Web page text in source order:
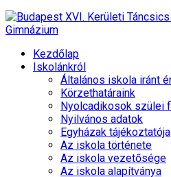
Kezdőlap
Iskolánkról
Általános iskola iránt
Körzethatáraink
Nyolcadikosok szülei
Nyilvános adatok
Egyházak tájékoztatója
Az iskola története
Az iskola vezetősége
Az iskola alapítványa